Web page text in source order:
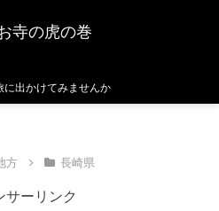
寺の虎の巻
に出かけてみませんか
方 長崎県
サーリンク